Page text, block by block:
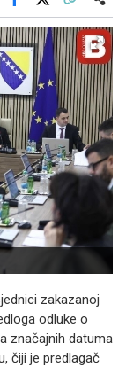
Facebook
zakazanoj
odluke o
značajnih datuma
čiji je predlagač